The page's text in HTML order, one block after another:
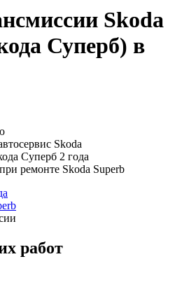
Skoda
Суперб) в
Skoda
Суперб 2 года
ремонте Skoda Superb
работ